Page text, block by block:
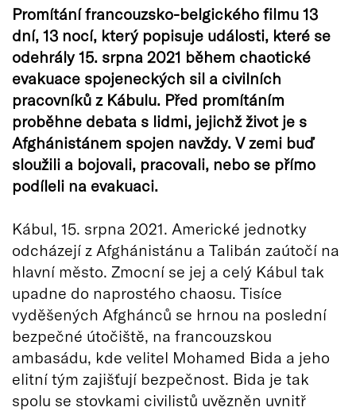
Promítání francouzsko-belgického filmu 13
dní, 13 nocí, který popisuje události, které se
odehrály 15. srpna 2021 během chaotické
evakuace spojeneckých sil a civilních
pracovníků z Kábulu. Před promítáním
proběhne debata s lidmi, jejichž život je s
Afghánistánem spojen navždy. V zemi buď
sloužili a bojovali, pracovali, nebo se přímo
podíleli na evakuaci.
Kábul, 15. srpna 2021. Americké jednotky
odcházejí z Afghánistánu a Talibán zaútočí na
hlavní město. Zmocní se jej a celý Kábul tak
upadne do naprostého chaosu. Tisíce
vyděšených Afghánců se hrnou na poslední
bezpečné útočiště, na francouzskou
ambasádu, kde velitel Mohamed Bida a jeho
elitní tým zajišťují bezpečnost. Bida je tak
spolu se stovkami civilistů uvězněn uvnitř